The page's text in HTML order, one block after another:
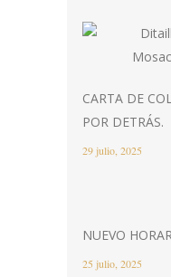
CARTA DE
POR DETRÁS.
29 julio, 2025
NUEVO
25 julio, 2025